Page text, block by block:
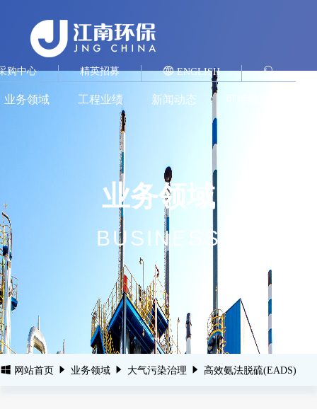
业务领域
BUSINESS
ENGLISH
精英招募
购中心
新闻动态
工程业绩
业务领域
网站首页 业务领域 大气污染治理 高效氨法脱硫(EADS)